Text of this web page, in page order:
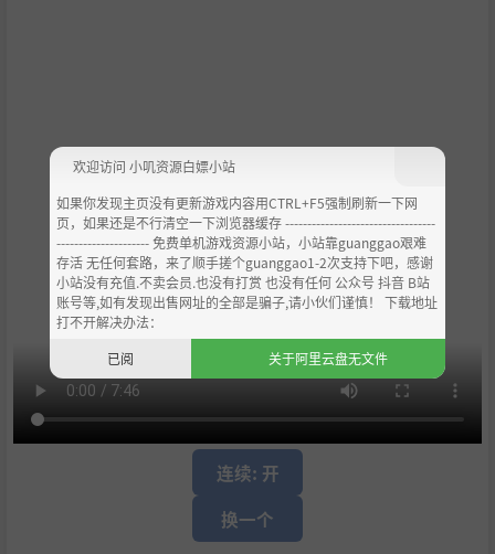
连续: 开
换一个
欢迎访问 小叽资源白嫖小站
如果你发现主页没有更新游戏内容用CTRL+F5强制刷新一下网
页，如果还是不行清空一下浏览器缓存 ----------------------------------
--------------------- 免费单机游戏资源小站，小站靠guanggao艰难
存活 无任何套路，来了顺手搓个guanggao1-2次支持下吧，感谢
小站没有充值.不卖会员.也没有打赏 也没有任何 公众号 抖音 B站
账号等,如有发现出售网址的全部是骗子,请小伙们谨慎！ 下载地址
打不开解决办法：
已阅
关于阿里云盘无文件